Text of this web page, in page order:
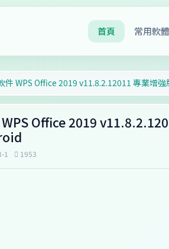
首頁 常用軟體
Office 2019
1 1953